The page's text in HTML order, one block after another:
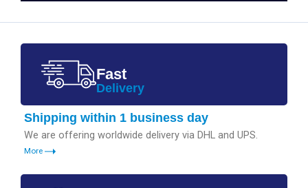
Fast
Delivery
Shipping within 1 business day
We are offering worldwide delivery via DHL and UPS.
More